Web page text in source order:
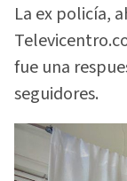
La ex policía,
fue una
seguidores.